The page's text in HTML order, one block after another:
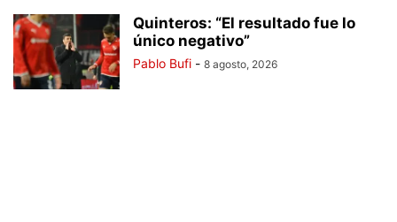
Quinteros: “El resultado fue lo
único negativo”
Pablo Bufi - 8 agosto, 2026